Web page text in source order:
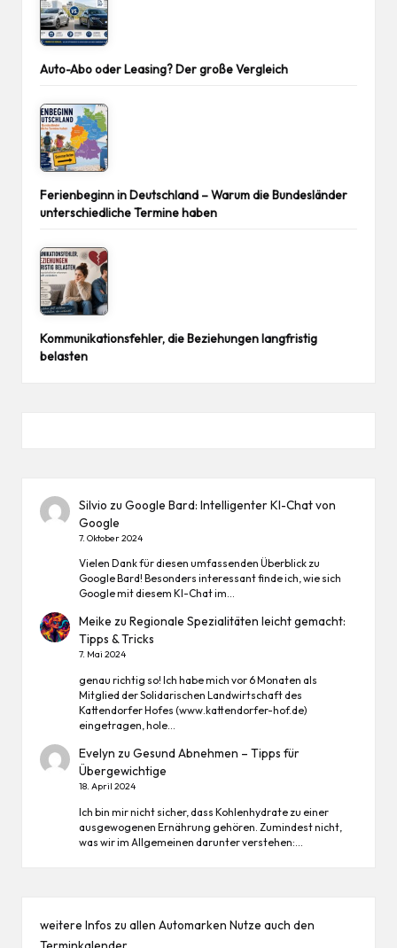
Auto-Abo oder Leasing? Der große Vergleich
Ferienbeginn in Deutschland – Warum die Bundesländer
unterschiedliche Termine haben
Kommunikationsfehler, die Beziehungen langfristig
belasten
Silvio zuGoogle Bard: Intelligenter KI-Chat von
Google
7. Oktober 2024
Vielen Dank für diesen umfassenden Überblick zu
Google Bard! Besonders interessant finde ich, wie sich
Google mit diesem KI-Chat im…
Meike zuRegionale Spezialitäten leicht gemacht:
Tipps & Tricks
7. Mai 2024
genau richtig so! Ich habe mich vor 6 Monaten als
Mitglied der Solidarischen Landwirtschaft des
Kattendorfer Hofes (www.kattendorfer-hof.de)
eingetragen, hole…
Evelyn zuGesund Abnehmen – Tipps für
Übergewichtige
18. April 2024
Ich bin mir nicht sicher, dass Kohlenhydrate zu einer
ausgewogenen Ernährung gehören. Zumindest nicht,
was wir im Allgemeinen darunter verstehen:…
weitere Infos zu allen Automarken Nutze auch den